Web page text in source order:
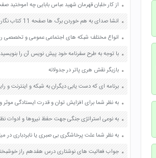
بازیگر نقش هری پاتر در جدولانه